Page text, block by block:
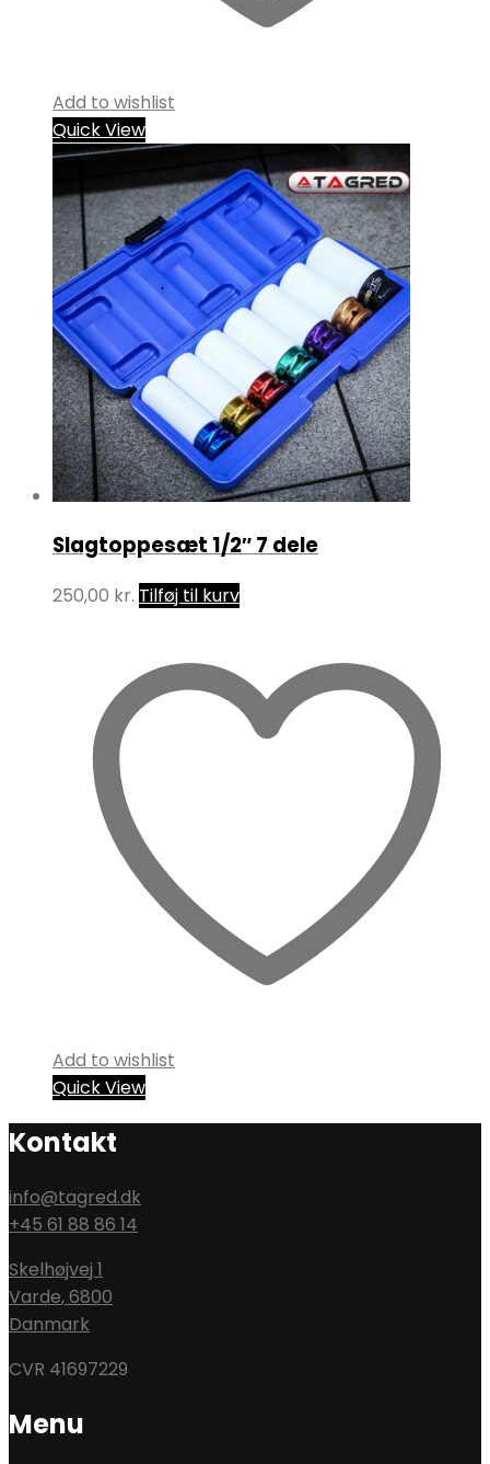
Add to wishlist
Quick View
Slagtoppesæt 1/2″ 7 dele
250,00 kr. Tilføj til kurv
Add to wishlist
Quick View
Kontakt
info@tagred.dk
+45 61 88 86 14
Skelhøjvej 1
Varde,6800
Danmark
CVR 41697229
Menu